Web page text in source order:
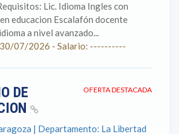
Lic. Idioma Ingles con
educacion Escalafón docente
a nivel avanzado...
30/07/2026 - Salario: ----------
OFERTA DESTACADA
DE
| Departamento: La Libertad